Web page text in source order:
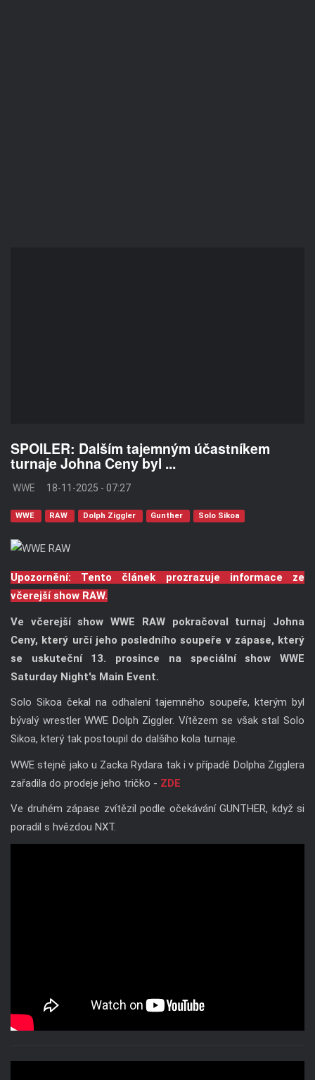
SPOILER: Dalším tajemným účastníkem
turnaje Johna Ceny byl ...
WWE 18-11-2025 - 07:27
WWE RAW Dolph Ziggler Gunther Solo Sikoa
Upozornění: Tento článek prozrazuje informace ze
včerejší show RAW.
Ve včerejší show WWE RAW pokračoval turnaj Johna
Ceny, který určí jeho posledního soupeře v zápase, který
se uskuteční 13. prosince na speciální show WWE
Saturday Night's Main Event.
Solo Sikoa čekal na odhalení tajemného soupeře, kterým byl
bývalý wrestler WWE Dolph Ziggler. Vítězem se však stal Solo
Sikoa, který tak postoupil do dalšího kola turnaje.
WWE stejně jako u Zacka Rydara tak i v případě Dolpha Zigglera
zařadila do prodeje jeho tričko - ZDE
Ve druhém zápase zvítězil podle očekávání GUNTHER, když si
poradil s hvězdou NXT.